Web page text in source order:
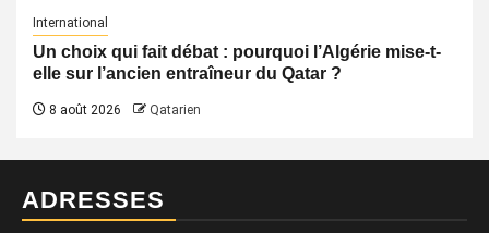
International
Un choix qui fait débat : pourquoi l’Algérie mise-t-
elle sur l’ancien entraîneur du Qatar ?
8 août 2026 Qatarien
ADRESSES